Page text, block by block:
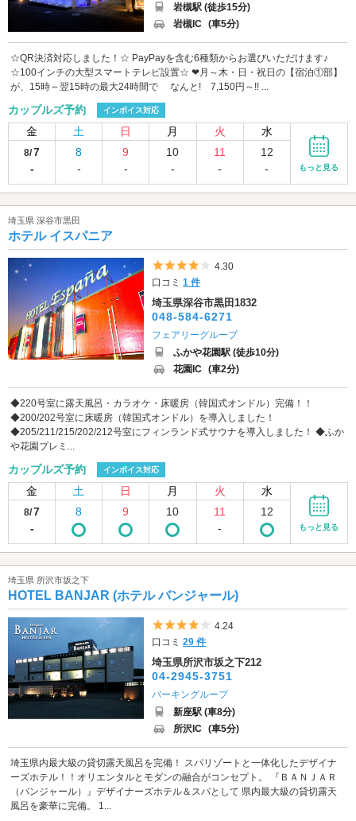
岩槻駅 (徒歩15分)
岩槻IC (車5分)
☆QR決済対応しました！☆ PayPayを含む6種類からお選びいただけます♪
☆100インチの大型スマートテレビ設置☆ ❤月～木・日・祝日の【宿泊①部】
が、15時～翌15時の最大24時間で なんと! 7,150円～!! ...
カップルズ予約 インボイス対応
金 土 日 月 火 水
8/7
-
8
-
9
-
10
-
11
-
12
-
もっと見る
埼玉県 深谷市黒田
ホテル イスパニア
5つ星のうち4
4.30
口コミ1 件
埼玉県深谷市黒田1832
048-584-6271
フェアリーグループ
ふかや花園駅 (徒歩10分)
花園IC (車2分)
◆220号室に露天風呂・カラオケ・床暖房（韓国式オンドル）完備！！
◆200/202号室に床暖房（韓国式オンドル）を導入しました！
◆205/211/215/202/212号室にフィンランド式サウナを導入しました！ ◆ふか
や花園プレミ...
カップルズ予約 インボイス対応
金 土 日 月 火 水
8/7
-
8 9 10
11
-
12
もっと見る
埼玉県 所沢市坂之下
HOTEL BANJAR (ホテル バンジャール)
5つ星のうち4
4.24
口コミ29 件
埼玉県所沢市坂之下212
04-2945-3751
バーキングループ
新座駅 (車8分)
所沢IC (車5分)
埼玉県内最大級の貸切露天風呂を完備！ スパリゾートと一体化したデザイナ
ーズホテル！！オリエンタルとモダンの融合がコンセプト。 『ＢＡＮＪＡＲ
（バンジャール）』デザイナーズホテル＆スパとして 県内最大級の貸切露天
風呂を豪華に完備。 1...